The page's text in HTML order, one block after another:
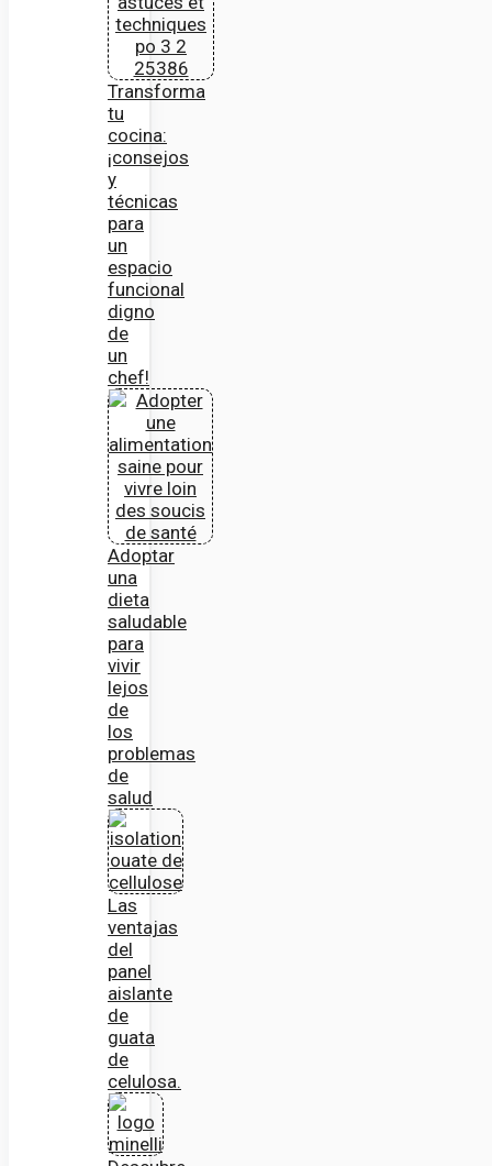
Transforma
tu
cocina:
¡consejos
y
técnicas
para
un
espacio
funcional
digno
de
un
chef!
Adoptar
una
dieta
saludable
para
vivir
lejos
de
los
problemas
de
salud
Las
ventajas
del
panel
aislante
de
guata
de
celulosa.